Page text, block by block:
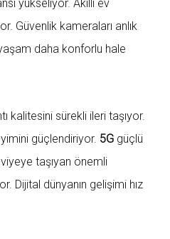
yükseliyor. Akıllı ev
Güvenlik kameraları anlık
daha konforlu hale
kalitesini sürekli ileri taşıyor.
güçlendiriyor. 5G güçlü
taşıyan önemli
Dijital dünyanın gelişimi hız